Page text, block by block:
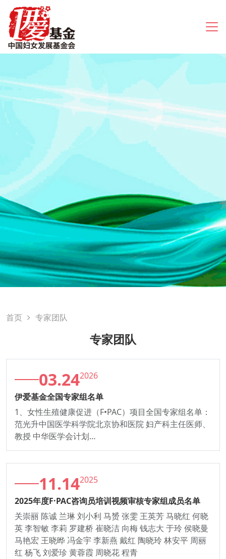
首页 专家团队
专家团队
03.242026
伊爱基金全国专家组名单
1、女性生殖健康促进（F•PAC）项目全国专家组名单：
范光升中国医学科学院北京协和医院 妇产科主任医师、
教授 中华医学会计划…
11.142025
2025年度F·PAC咨询员培训视频审核专家组成员名单
关崇丽 陈诚 兰琳 刘小利 马赟 张雯 王英芳 马晓红 何晓
英 李智敏 李莉 罗建桥 崔晓洁 向梅 钱志大 于玲 侯晓曼
马艳宏 王晓晔 冯金宇 李新燕 戴红 陶晓玲 林安平 周丽
红 杨飞 刘爱珍 黄蓉霞 周晓花 程青